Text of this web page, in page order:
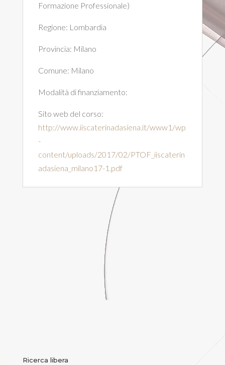
Formazione Professionale)
Regione: Lombardia
Provincia: Milano
Comune: Milano
Modalità di finanziamento:
Sito web del corso:
http://www.iiscaterinadasiena.it/www1/wp
-
content/uploads/2017/02/PTOF_iiscaterin
adasiena_milano17-1.pdf
Ricerca libera